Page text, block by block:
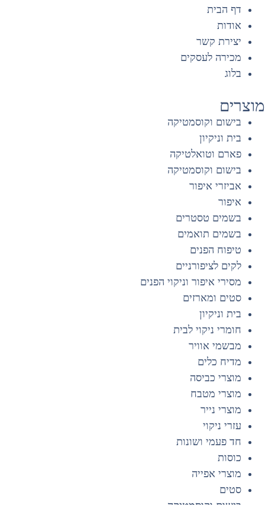
דף הבית
אודות
יצירת קשר
מכירה לעסקים
בלוג
בישום וקוסמטיקה
בית וניקיון
פארם וטואלטיקה
בישום וקוסמטיקה
אביזרי איפור
איפור
בשמים טסטרים
בשמים תואמים
טיפוח הפנים
לקים לציפורניים
מסירי איפור וניקוי הפנים
סטים ומארזים
בית וניקיון
חומרי ניקוי לבית
מבשמי אוויר
מדיח כלים
מוצרי כביסה
מוצרי מטבח
מוצרי נייר
עזרי ניקוי
חד פעמי ושונות
כוסות
מוצרי אפייה
סטים